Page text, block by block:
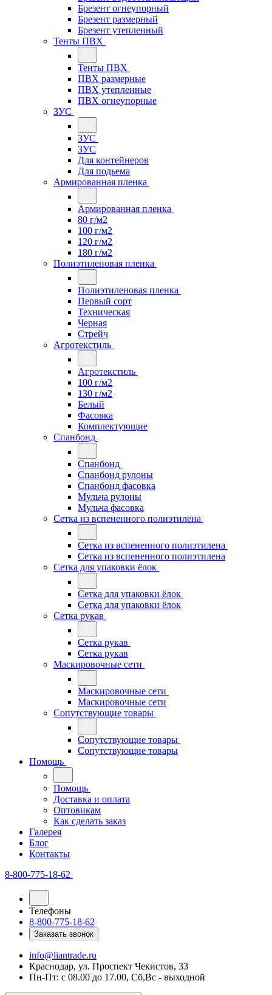
Брезент огнеупорный
Брезент размерный
Брезент утепленный
Тенты ПВХ
Тенты ПВХ
ПВХ размерные
ПВХ утепленные
ПВХ огнеупорные
ЗУС
ЗУС
ЗУС
Для контейнеров
Для подьема
Армированная пленка
Армированная пленка
80 г/м2
100 г/м2
120 г/м2
180 г/м2
Полиэтиленовая пленка
Полиэтиленовая пленка
Первый сорт
Техническая
Черная
Стрейч
Агротекстиль
Агротекстиль
100 г/м2
130 г/м2
Белый
Фасовка
Комплектующие
Спанбонд
Спанбонд
Спанбонд рулоны
Спанбонд фасовка
Мульча рулоны
Мульча фасовка
Сетка из вспененного полиэтилена
Сетка из вспененного полиэтилена
Сетка из вспененного полиэтилена
Сетка для упаковки ёлок
Сетка для упаковки ёлок
Сетка для упаковки ёлок
Сетка рукав
Сетка рукав
Сетка рукав
Маскировочные сети
Маскировочные сети
Маскировочные сети
Сопутствующие товары
Сопутствующие товары
Сопутствующие товары
Помощь
Помощь
Доставка и оплата
Оптовикам
Как сделать заказ
Галерея
Блог
Контакты
8-800-775-18-62
Телефоны
8-800-775-18-62
Заказать звонок
info@liantrade.ru
Краснодар, ул. Проспект Чекистов, 33
Пн-Пт: c 08.00 до 17.00, Cб,Вс - выходной